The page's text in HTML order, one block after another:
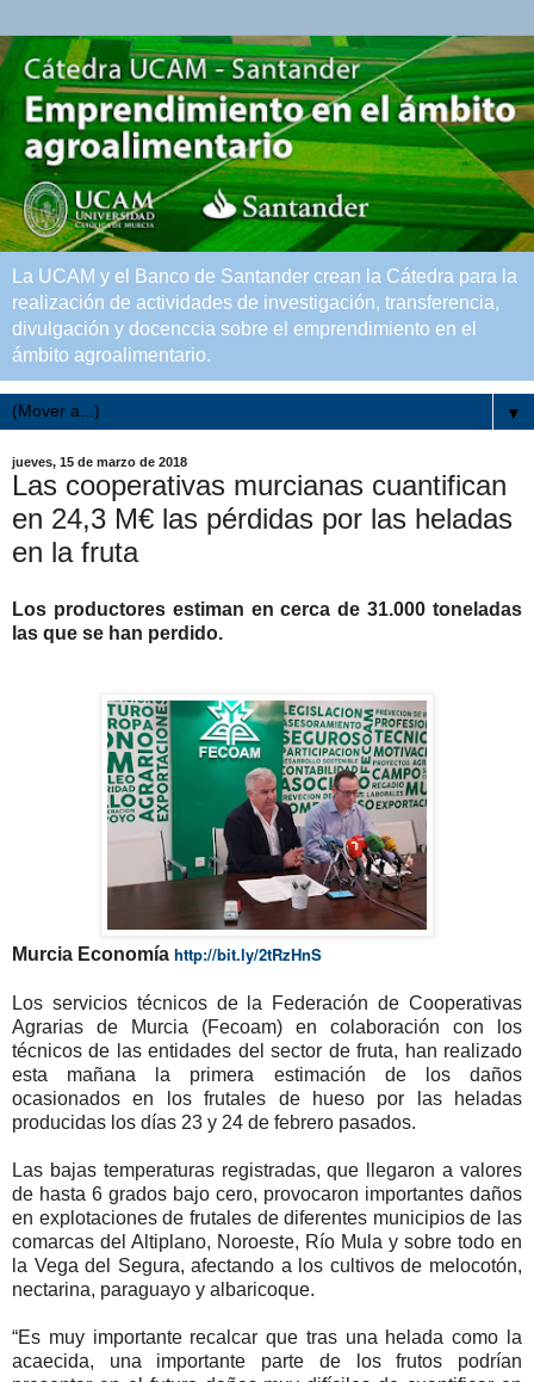
La UCAM y el Banco de Santander crean la Cátedra para la
realización de actividades de investigación, transferencia,
divulgación y docenccia sobre el emprendimiento en el
ámbito agroalimentario.
▼
jueves, 15 de marzo de 2018
Las cooperativas murcianas cuantifican
en 24,3 M€ las pérdidas por las heladas
en la fruta
Los productores estiman en cerca de 31.000 toneladas
las que se han perdido.
Murcia Economía http://bit.ly/2tRzHnS
Los servicios técnicos de la Federación de Cooperativas
Agrarias de Murcia (Fecoam) en colaboración con los
técnicos de las entidades del sector de fruta, han realizado
esta mañana la primera estimación de los daños
ocasionados en los frutales de hueso por las heladas
producidas los días 23 y 24 de febrero pasados.
Las bajas temperaturas registradas, que llegaron a valores
de hasta 6 grados bajo cero, provocaron importantes daños
en explotaciones de frutales de diferentes municipios de las
comarcas del Altiplano, Noroeste, Río Mula y sobre todo en
la Vega del Segura, afectando a los cultivos de melocotón,
nectarina, paraguayo y albaricoque.
“Es muy importante recalcar que tras una helada como la
acaecida, una importante parte de los frutos podrían